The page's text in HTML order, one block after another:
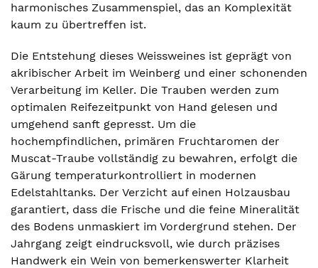
harmonisches Zusammenspiel, das an Komplexität
kaum zu übertreffen ist.
Die Entstehung dieses Weissweines ist geprägt von
akribischer Arbeit im Weinberg und einer schonenden
Verarbeitung im Keller. Die Trauben werden zum
optimalen Reifezeitpunkt von Hand gelesen und
umgehend sanft gepresst. Um die
hochempfindlichen, primären Fruchtaromen der
Muscat-Traube vollständig zu bewahren, erfolgt die
Gärung temperaturkontrolliert in modernen
Edelstahltanks. Der Verzicht auf einen Holzausbau
garantiert, dass die Frische und die feine Mineralität
des Bodens unmaskiert im Vordergrund stehen. Der
Jahrgang zeigt eindrucksvoll, wie durch präzises
Handwerk ein Wein von bemerkenswerter Klarheit